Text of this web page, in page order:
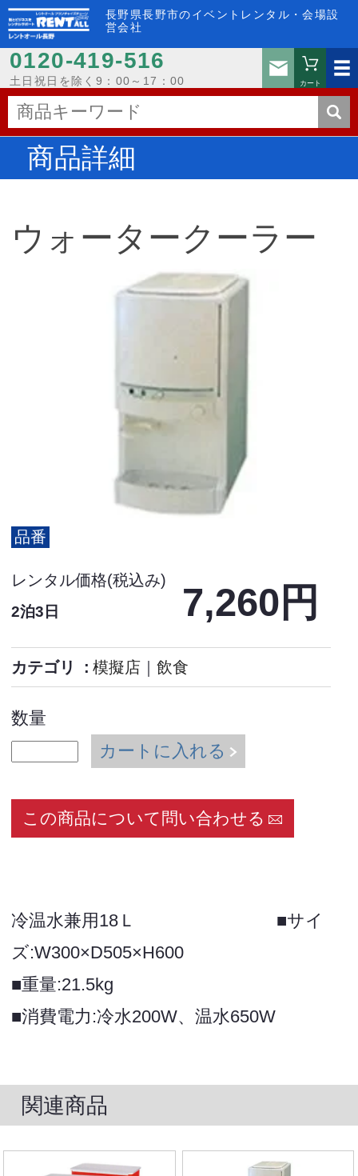
長野県長野市のイベントレンタル・会場設
営会社
0120-419-516
土日祝日を除く9：00～17：00
お問い
カート
商品詳細
ウォータークーラー
品番
レンタル価格(税込み)
2泊3日 7,260円
カテゴリ 模擬店 ｜ 飲食
数量
カートに入れる
この商品について問い合わせる
冷温水兼用18Ｌ ■サイ
ズ:W300×D505×H600
■重量:21.5kg
■消費電力:冷水200W、温水650W
関連商品